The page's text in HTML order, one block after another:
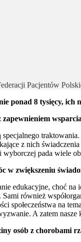
Pacjentów
ponad 8 tysięcy, ich
zapewnieniem
z nich
pada wiele
w zwiększeniu
edukacyjne, choć
również
społeczeństwa na
A zatem nasze
osób z chorobami